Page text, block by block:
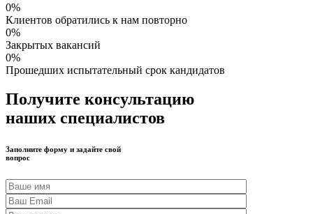
0%
Клиентов обратились к нам повторно
0%
Закрытых вакансий
0%
Прошедших испытательный срок кандидатов
Получите консультацию
наших специалистов
Заполните форму и задайте свой
вопрос